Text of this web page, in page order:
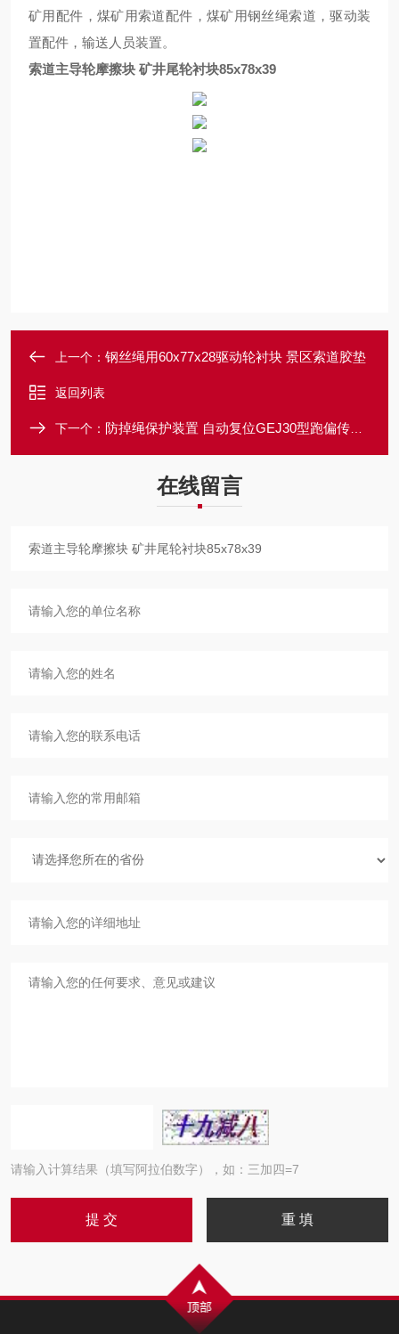
矿用配件 ， 煤矿用索道配件 ， 煤矿用钢丝绳索道 ，驱动装
置配件 ， 输送人员装置。
索道主导轮摩擦块 矿井尾轮衬块85x78x39
上一个： 钢丝绳用60x77x28驱动轮衬块 景区索道胶垫
返回列表
下一个： 防掉绳保护装置 自动复位GEJ30型跑偏传感器
在线留言
请输入计算结果（填写阿拉伯数字），如：三加四=7